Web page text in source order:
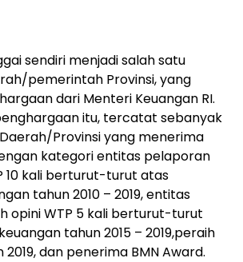
sendiri menjadi salah satu
pemerintah Provinsi, yang
dari Menteri Keuangan RI.
itu, tercatat sebanyak
Provinsi yang menerima
kategori entitas pelaporan
10 kali berturut-turut atas
tahun 2010 – 2019, entitas
opini WTP 5 kali berturut-turut
tahun 2015 – 2019,peraih
2019, dan penerima BMN Award.